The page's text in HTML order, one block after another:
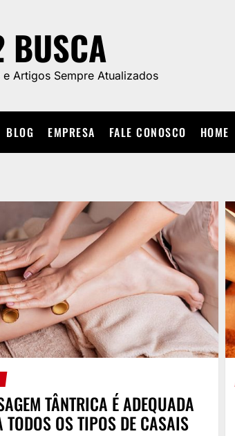
BUSCA
e Artigos Sempre Atualizados
BLOG EMPRESA FALE CONOSCO HOME
TÂNTRICA É ADEQUADA
TODOS OS TIPOS DE CASAIS